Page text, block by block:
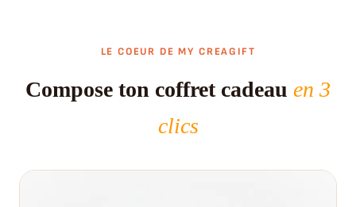
LE COEUR DE MY CREAGIFT
Compose ton coffret cadeau en 3
clics